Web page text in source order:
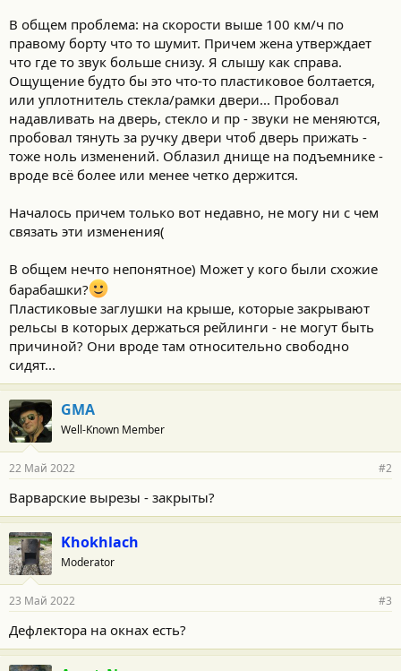
В общем проблема: на скорости выше 100 км/ч по
правому борту что то шумит. Причем жена утверждает
что где то звук больше снизу. Я слышу как справа.
Ощущение будто бы это что-то пластиковое болтается,
или уплотнитель стекла/рамки двери... Пробовал
надавливать на дверь, стекло и пр - звуки не меняются,
пробовал тянуть за ручку двери чтоб дверь прижать -
тоже ноль изменений. Облазил днище на подъемнике -
вроде всё более или менее четко держится.
Началось причем только вот недавно, не могу ни с чем
связать эти изменения(
В общем нечто непонятное) Может у кого были схожие
барабашки?
Пластиковые заглушки на крыше, которые закрывают
рельсы в которых держаться рейлинги - не могут быть
причиной? Они вроде там относительно свободно
сидят...
GMA
Well-Known Member
22 Май 2022 #2
Варварские вырезы - закрыты?
Khokhlach
Moderator
23 Май 2022 #3
Дефлектора на окнах есть?